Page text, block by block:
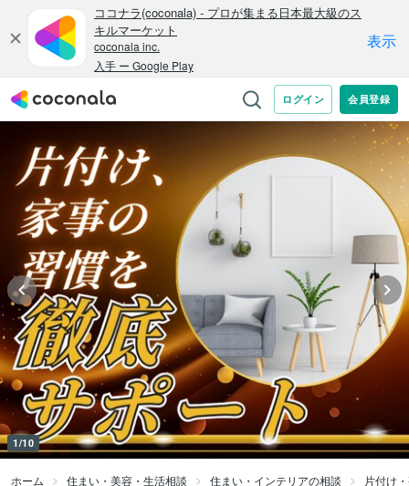
1/10
ホーム 住まい・美容・生活相談 住まい・インテリアの相談 片付け